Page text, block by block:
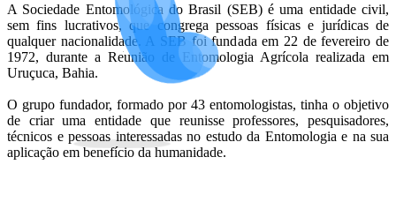
A Sociedade Entomológica do Brasil (SEB) é uma entidade civil,
sem fins lucrativos, que congrega pessoas físicas e jurídicas de
qualquer nacionalidade. A SEB foi fundada em 22 de fevereiro de
1972, durante a Reunião de Entomologia Agrícola realizada em
Uruçuca, Bahia.
O grupo fundador, formado por 43 entomologistas, tinha o objetivo
de criar uma entidade que reunisse professores, pesquisadores,
técnicos e pessoas interessadas no estudo da Entomologia e na sua
aplicação em benefício da humanidade.